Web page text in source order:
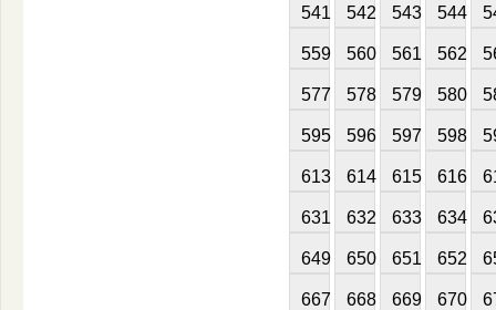
541 542 543 544
559 560 561 562
577 578 579 580
595 596 597 598
613 614 615 616
631 632 633 634
649 650 651 652
667 668 669 670